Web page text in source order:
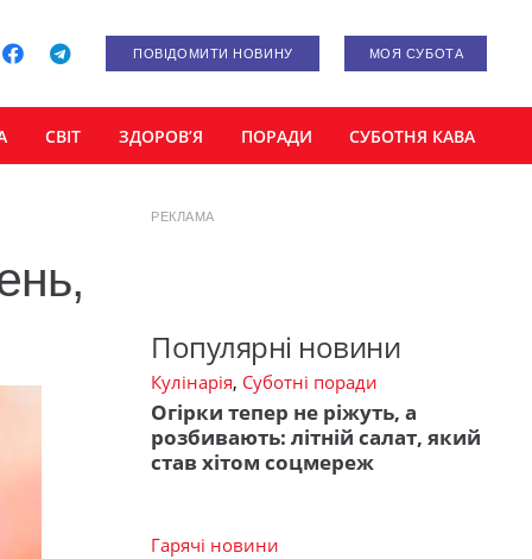
ПОВІДОМИТИ НОВИНУ МОЯ СУБОТА
СВІТ ЗДОРОВ’Я ПОРАДИ СУБОТНЯ КАВА
РЕКЛАМА
Популярні новини
Кулінарія, Суботні поради
Огірки тепер не ріжуть, а
розбивають: літній салат, який
став хітом соцмереж
Гарячі новини